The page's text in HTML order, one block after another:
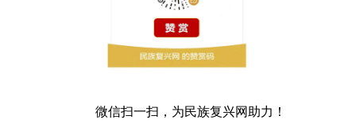
微信扫一扫，为民族复兴网助力！